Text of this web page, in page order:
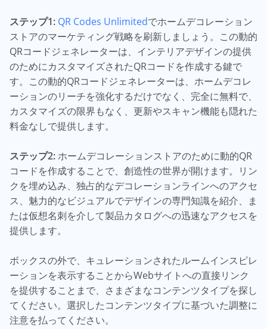
ステップ1: QR Codes Unlimitedでホームデコレーション
ストアのマーケティング戦略を刷新しましょう。この動的
QRコードジェネレーターは、インテリアデザインの提供
のためにカスタマイズされたQRコードを作成する鍵で
す。この動的QRコードジェネレーターは、ホームデコレ
ーションのリーチを強化するだけでなく、完全に無料で、
カスタマイズの限界もなく、更新やスキャン機能も隠れた
料金なしで提供します。
ステップ2:ホームデコレーションストアのために動的QR
コードを作成することで、創造性の世界が開けます。リン
クを埋め込み、独占的なデコレーションラインへのアクセ
ス、魅力的なビジュアルでデザインの専門知識を紹介、ま
たは仮想名刺を介して製品カタログへの迅速なアクセスを
提供します。
ボックスの外で、キュレーションされたルームインスピレ
ーションを表示することからWebサイトへの直接リンク
を提供することまで、さまざまなコンテンツタイプを探し
てください。選択したコンテンツタイプに基づいた調整に
注意を払ってください。